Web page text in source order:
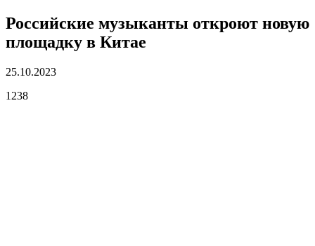
Российские музыканты откроют новую
площадку в Китае
25.10.2023
1238